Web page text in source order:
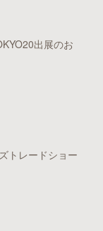
出展のお
トレードショー